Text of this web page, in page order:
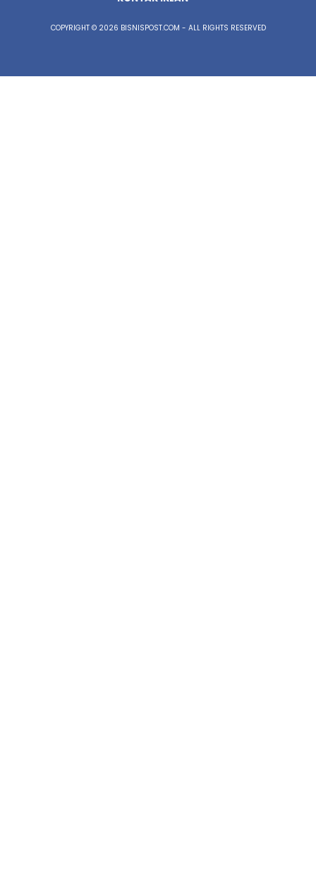
COPYRIGHT © 2026 BISNISPOST.COM - ALL RIGHTS RESERVED